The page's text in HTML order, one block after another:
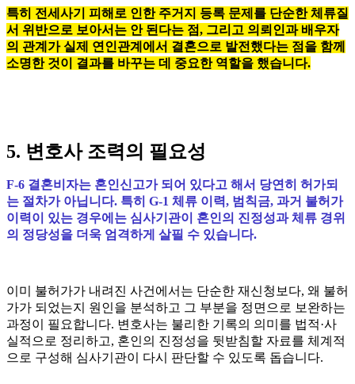
특히 전세사기 피해로 인한 주거지 등록 문제를 단순한 체류질
서 위반으로 보아서는 안 된다는 점, 그리고 의뢰인과 배우자
의 관계가 실제 연인관계에서 결혼으로 발전했다는 점을 함께
소명한 것이 결과를 바꾸는 데 중요한 역할을 했습니다.
5. 변호사 조력의 필요성
F-6 결혼비자는 혼인신고가 되어 있다고 해서 당연히 허가되
는 절차가 아닙니다. 특히 G-1 체류 이력, 범칙금, 과거 불허가
이력이 있는 경우에는 심사기관이 혼인의 진정성과 체류 경위
의 정당성을 더욱 엄격하게 살필 수 있습니다.
이미 불허가가 내려진 사건에서는 단순한 재신청보다, 왜 불허
가가 되었는지 원인을 분석하고 그 부분을 정면으로 보완하는
과정이 필요합니다. 변호사는 불리한 기록의 의미를 법적·사
실적으로 정리하고, 혼인의 진정성을 뒷받침할 자료를 체계적
으로 구성해 심사기관이 다시 판단할 수 있도록 돕습니다.